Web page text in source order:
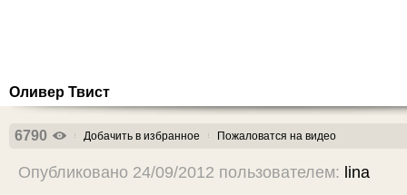
Оливер Твист
6790 Добачить в избранное Пожаловатся на видео
Опубликовано 24/09/2012 пользователем: lina